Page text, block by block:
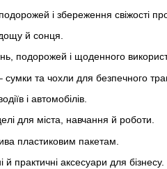
і збереження свіжості
й сонця.
подорожей і щоденного
сумки та чохли для безпечного
і автомобілів.
для міста, навчання й роботи.
пластиковим пакетам.
й практичні аксесуари для бізнесу.